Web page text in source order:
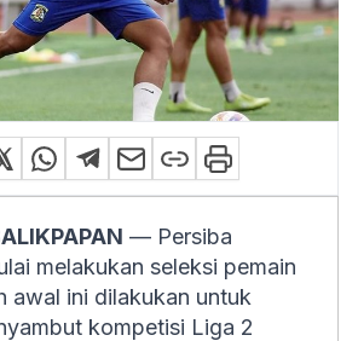
— Persiba
melakukan seleksi pemain
awal ini dilakukan untuk
kompetisi Liga 2